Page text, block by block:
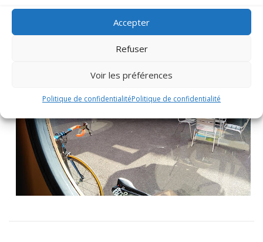
Accepter
Refuser
Voir les préférences
Politique de confidentialitéPolitique de confidentialité